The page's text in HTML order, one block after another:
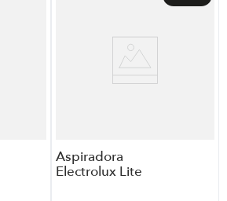
Aspiradora
Electrolux Lite